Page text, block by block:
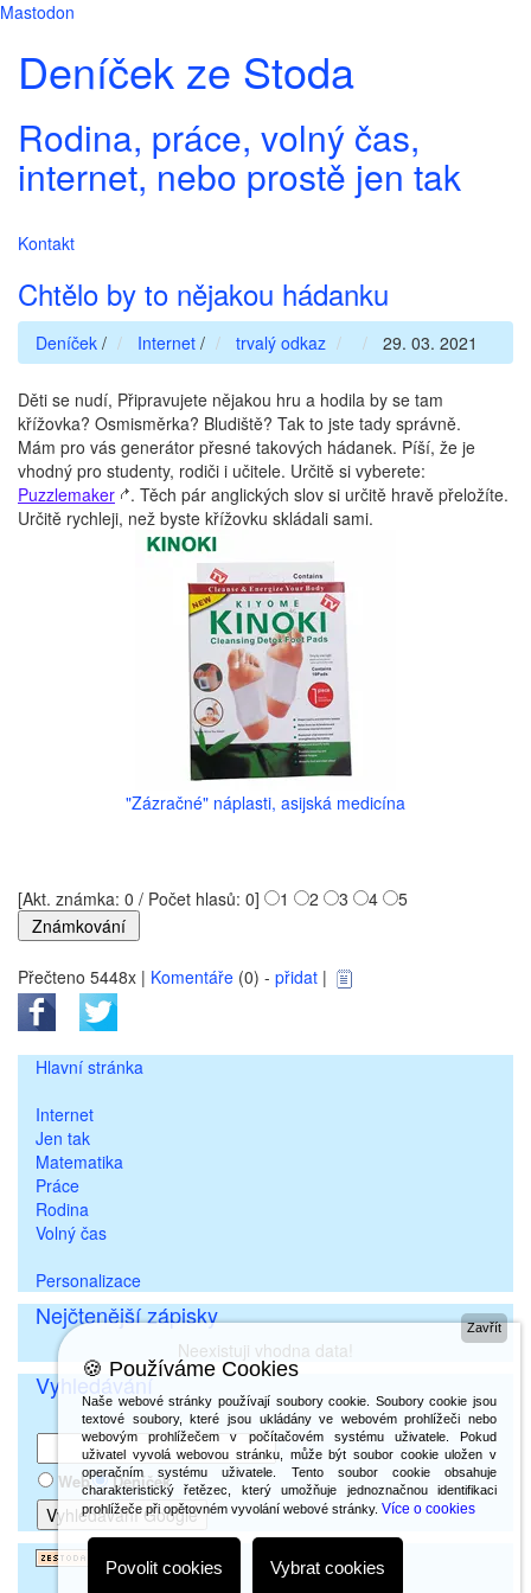
Mastodon
Deníček ze Stoda
Rodina, práce, volný čas,
internet, nebo prostě jen tak
Kontakt
Chtělo by to nějakou hádanku
Deníček / Internet / trvalý odkaz 29. 03. 2021
Děti se nudí, Připravujete nějakou hru a hodila by se tam
křížovka? Osmisměrka? Bludiště? Tak to jste tady správně.
Mám pro vás generátor přesné takových hádanek. Píší, že je
vhodný pro studenty, rodiči i učitele. Určitě si vyberete:
Puzzlemaker
. Těch pár anglických slov si určitě hravě přeložíte.
Určitě rychleji, než byste křížovku skládali sami.
"Zázračné" náplasti, asijská medicína
[Akt. známka: 0 / Počet hlasů: 0] 1 2 3 4 5
Přečteno 5448x | Komentáře (0) - přidat |
Hlavní stránka
Internet
Jen tak
Matematika
Práce
Rodina
Volný čas
Personalizace
Nejčtenější zápisky
Neexistuji vhodna data!
Vyhledávání
Web Deníček
Zavřít
🍪 Používáme Cookies
Naše webové stránky používají soubory cookie. Soubory cookie jsou
textové soubory, které jsou ukládány ve webovém prohlížeči nebo
webovým prohlížečem v počítačovém systému uživatele. Pokud
uživatel vyvolá webovou stránku, může být soubor cookie uložen v
operačním systému uživatele. Tento soubor cookie obsahuje
charakteristický řetězec, který umožňuje jednoznačnou identifikaci
prohlížeče při opětovném vyvolání webové stránky.Více o cookies
Povolit cookies Vybrat cookies